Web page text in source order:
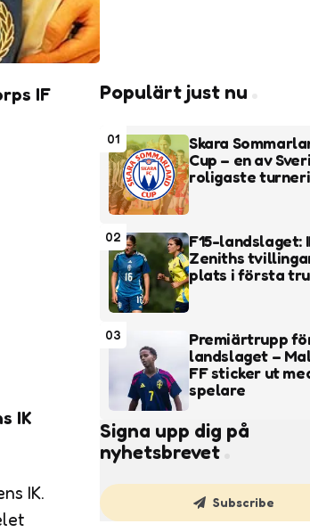
IF
IK
IK.
Populärt just nu
01
Skara
Cup – en av
roligaste
02
F15-landslaget:
Zeniths
plats i första
03
Premiärtrupp
landslaget –
FF sticker ut
spelare
Signa upp dig på
nyhetsbrevet
Subscribe